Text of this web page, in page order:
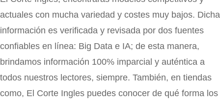
actuales con mucha variedad y costes muy bajos. Dicha
información es verificada y revisada por dos fuentes
confiables en línea: Big Data e IA; de esta manera,
brindamos información 100% imparcial y auténtica a
todos nuestros lectores, siempre. También, en tiendas
como, El Corte Ingles puedes conocer de qué forma los